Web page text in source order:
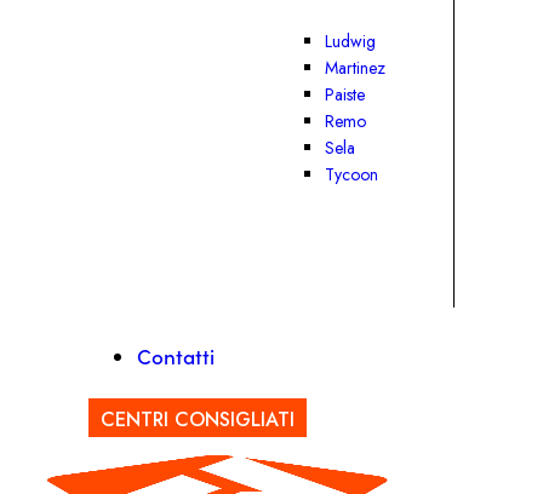
Ludwig
Martinez
Paiste
Remo
Sela
Tycoon
Contatti
CENTRI CONSIGLIATI